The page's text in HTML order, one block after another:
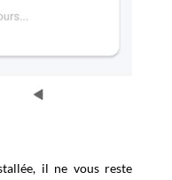
il ne vous reste